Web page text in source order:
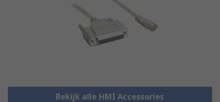
Bekijk alle HMI Accessories